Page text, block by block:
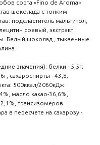
сорта «Fino de Aroma»
шоколада с тонким
подсластитель мальтитол,
соевый, экстракт
Белый шоколад , тыквенные
значения): белки - 5,5г;
сахароспирты - 43,8;
500ккал/2060кДж.
масло какао-36,6%,
трансизомеров
в пересчете на сахарозу -